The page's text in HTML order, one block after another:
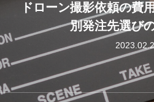
ドローン撮影依頼の費
別発注先選び